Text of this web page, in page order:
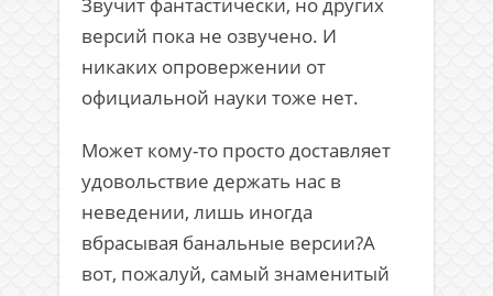
версий пока не озвучено. И
никаких опровержении от
официальной науки тоже нет.
Может кому-то просто доставляет
удовольствие держать нас в
неведении, лишь иногда
вбрасывая банальные версии?А
вот, пожалуй, самый знаменитый